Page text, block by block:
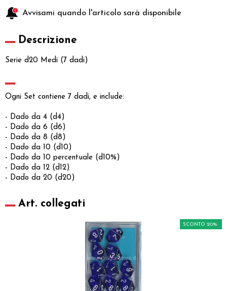
Avvisami quando l'articolo sarà disponibile
Descrizione
Serie d20 Medi (7 dadi)
Ogni Set contiene 7 dadi, e include:
- Dado da 4 (d4)
- Dado da 6 (d6)
- Dado da 8 (d8)
- Dado da 10 (d10)
- Dado da 10 percentuale (d10%)
- Dado da 12 (d12)
- Dado da 20 (d20)
Art. collegati
SCONTO 20%